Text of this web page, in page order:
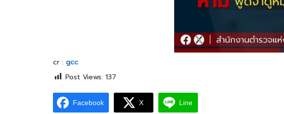
cr : gcc
Post Views: 137
Facebook X Line